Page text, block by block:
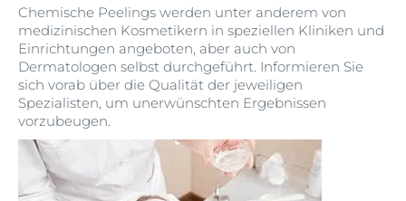
Chemische Peelings werden unter anderem von
medizinischen Kosmetikern in speziellen Kliniken und
Einrichtungen angeboten, aber auch von
Dermatologen selbst durchgeführt. Informieren Sie
sich vorab über die Qualität der jeweiligen
Spezialisten, um unerwünschten Ergebnissen
vorzubeugen.